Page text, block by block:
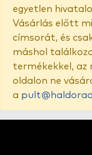
egyetlen
Vásárlás előtt
címsorát, és
máshol
termékekkel, az
oldalon ne
a